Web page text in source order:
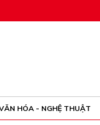
HÓA - NGHỆ THUẬT